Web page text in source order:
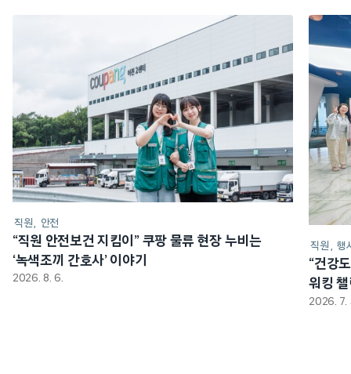
직원 안전
“직원 안전보건 지킴이” 쿠팡 물류 현장 누비는
‘녹색조끼 간호사’ 이야기
2026. 8. 6.
직원 행
“건강
워킹
2026. 7.